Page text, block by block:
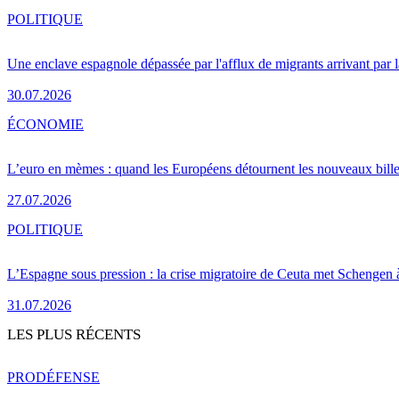
Une enclave espagnole dépassée par l'afflux de migrants arrivant par
30.07.2026
POLITIQUE
L’euro en mèmes : quand les Européens détournent les nouveaux
27.07.2026
ÉCONOMIE
L’Espagne sous pression : la crise migratoire de Ceuta met Schengen
31.07.2026
POLITIQUE
LES PLUS RÉCENTS
PRODÉFENSE